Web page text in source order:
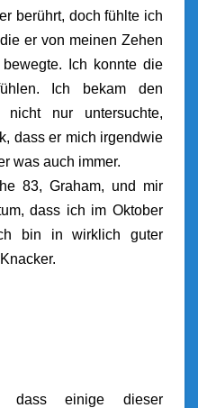
berührt, doch fühlte ich
er von meinen Zehen
Ich konnte die
Ich bekam den
nur untersuchte,
dass er mich irgendwie
was auch immer.
83, Graham, und mir
dass ich im Oktober
bin in wirklich guter
einige dieser